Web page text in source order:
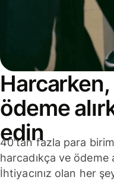
ödeme
edin
40'tan fazla para
harcadıkça ve ödeme
İhtiyacınız olan her